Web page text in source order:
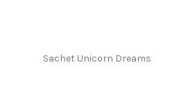
Sachet Unicorn Dreams